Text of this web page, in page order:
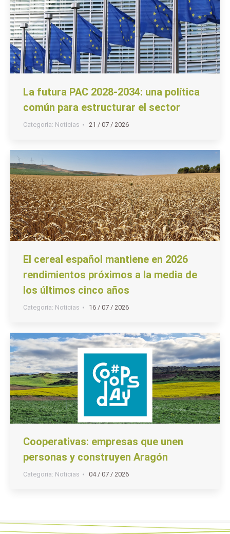
La futura PAC 2028-2034: una política
común para estructurar el sector
Categoria: Noticias 21 / 07 / 2026
El cereal español mantiene en 2026
rendimientos próximos a la media de
los últimos cinco años
Categoria: Noticias 16 / 07 / 2026
Cooperativas: empresas que unen
personas y construyen Aragón
Categoria: Noticias 04 / 07 / 2026